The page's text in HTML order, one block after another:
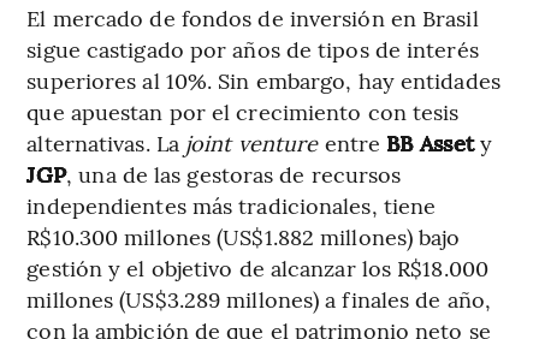
El mercado de fondos de inversión en Brasil
sigue castigado por años de tipos de interés
superiores al 10%. Sin embargo, hay entidades
que apuestan por el crecimiento con tesis
alternativas. La joint ventureentre BB Assety
JGP, una de las gestoras de recursos
independientes más tradicionales, tiene
R$10.300 millones (US$1.882 millones) bajo
gestión y el objetivo de alcanzar los R$18.000
millones (US$3.289 millones) a finales de año,
con la ambición de que el patrimonio neto se